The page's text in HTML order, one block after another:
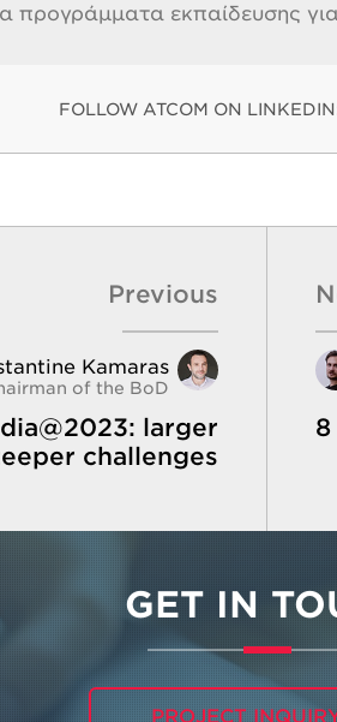
προγράμματα εκπαίδευσης
FOLLOW ATCOM ON
Previous
Kamaras
of the BoD
larger
challenges
GET IN
PROJECT